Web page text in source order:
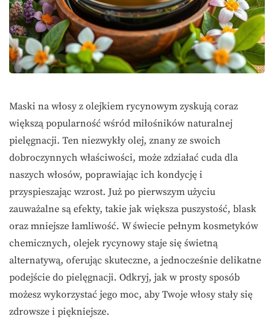
Maski na włosy z olejkiem rycynowym zyskują coraz
większą popularność wśród miłośników naturalnej
pielęgnacji. Ten niezwykły olej, znany ze swoich
dobroczynnych właściwości, może zdziałać cuda dla
naszych włosów, poprawiając ich kondycję i
przyspieszając wzrost. Już po pierwszym użyciu
zauważalne są efekty, takie jak większa puszystość, blask
oraz mniejsze łamliwość. W świecie pełnym kosmetyków
chemicznych, olejek rycynowy staje się świetną
alternatywą, oferując skuteczne, a jednocześnie delikatne
podejście do pielęgnacji. Odkryj, jak w prosty sposób
możesz wykorzystać jego moc, aby Twoje włosy stały się
zdrowsze i piękniejsze.